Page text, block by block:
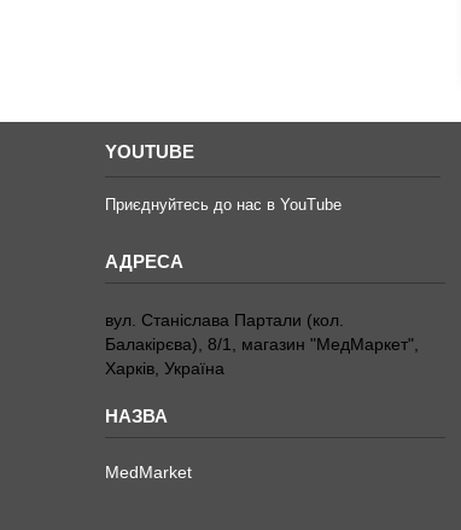
YOUTUBE
Приєднуйтесь до нас в YouTube
вул. Станіслава Партали (кол.
Балакірєва), 8/1, магазин "МедМаркет",
Харків, Україна
MedMarket